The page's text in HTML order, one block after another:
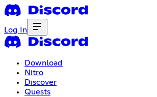
Log In
Download
Nitro
Discover
Quests